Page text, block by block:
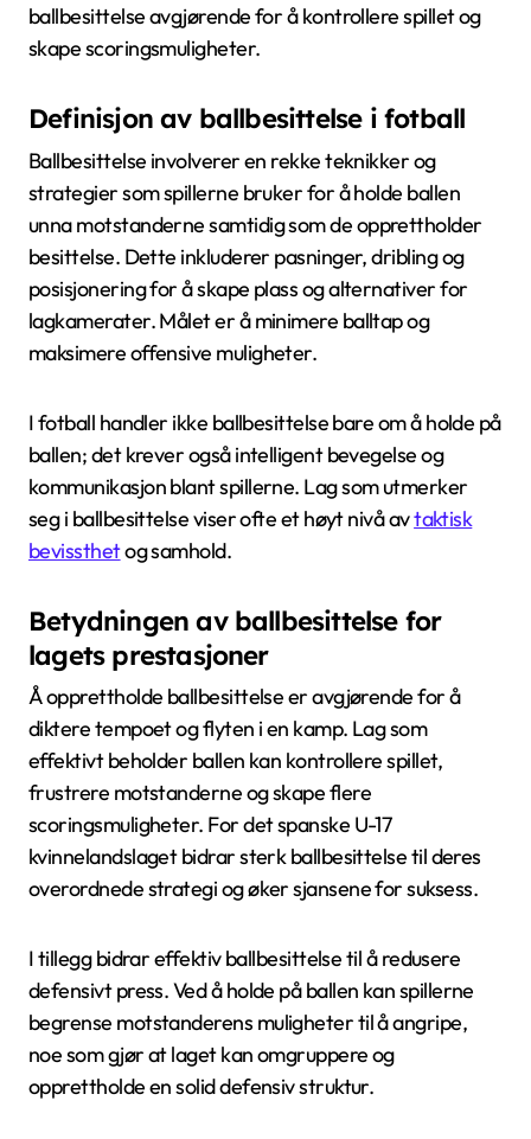
ballbesittelse avgjørende for å kontrollere spillet og
skape scoringsmuligheter.
Definisjon av ballbesittelse i fotball
Ballbesittelse involverer en rekke teknikker og
strategier som spillerne bruker for å holde ballen
unna motstanderne samtidig som de opprettholder
besittelse. Dette inkluderer pasninger, dribling og
posisjonering for å skape plass og alternativer for
lagkamerater. Målet er å minimere balltap og
maksimere offensive muligheter.
I fotball handler ikke ballbesittelse bare om å holde på
ballen; det krever også intelligent bevegelse og
kommunikasjon blant spillerne. Lag som utmerker
seg i ballbesittelse viser ofte et høyt nivå avtaktisk
bevissthetog samhold.
Betydningen av ballbesittelse for
lagets prestasjoner
Å opprettholde ballbesittelse er avgjørende for å
diktere tempoet og flyten i en kamp. Lag som
effektivt beholder ballen kan kontrollere spillet,
frustrere motstanderne og skape flere
scoringsmuligheter. For det spanske U-17
kvinnelandslaget bidrar sterk ballbesittelse til deres
overordnede strategi og øker sjansene for suksess.
I tillegg bidrar effektiv ballbesittelse til å redusere
defensivt press. Ved å holde på ballen kan spillerne
begrense motstanderens muligheter til å angripe,
noe som gjør at laget kan omgruppere og
opprettholde en solid defensiv struktur.